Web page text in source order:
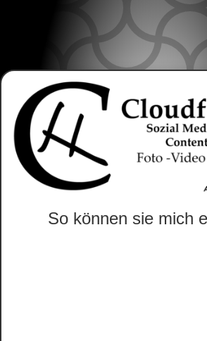
So können sie mich
Glockenbruchweg 51